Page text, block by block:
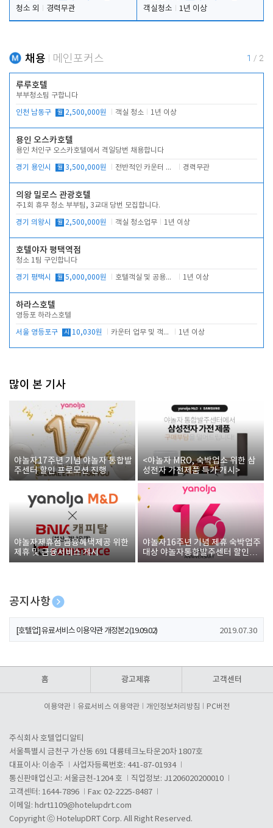
청소 외
경력무관
객실청소
1년 이상
채용 메인포커스 1 / 2
루루호텔
부부청소팀 구합니다
인천 남동구 월 2,500,000원 객실 청소 1년 이상
용인 오스카호텔
용인 처인구 오스카호텔에서 격일당번 채용합니다
경기 용인시 월 3,500,000원 전반적인 카운터 업무 경력무관
의왕 밀로스 관광호텔
주1회 휴무 청소 부부팀, 3교대 당번 모집합니다.
경기 의왕시 월 2,500,000원 객실 청소업무 1년 이상
호텔야자 평택역점
청소 1팀 구인합니다
경기 평택시 월 5,000,000원 호텔객실 및 공용시설 청소 관리 1년 이상
하라스호텔
영등포 하라스호텔
서울 영등포구 시 10,030원 카운터 업무 및 객실관리(청소상태 확인, 객실판매) 1년 이상
많이 본 기사
야놀자17주년 기념 야놀자 통합발
주센터 할인 프로모션 진행
<야놀자 MRO, 숙박업소 위한 삼
성전자 가전제품 특가 개시>
야놀자제휴점 금융혜택제공 위한
제휴 및 금융서비스 게시
야놀자16주년 기념 제휴 숙박업주
대상 야놀자통합발주센터 할인쿠
폰 증정
공지사항
[호텔업] 개인정보 처리방침 개정본1 (19.09.02)
[호텔업] 유료서비스 이용약관 개정본2 (19.09.02) 2019.07.30
홈 광고제휴 고객센터
이용약관 유료서비스 이용약관 개인정보처리방침 PC버전
주식회사 호텔업디알티
서울특별시 금천구 가산동 691 대륭테크노타운20차 1807호
대표이사: 이송주
사업자등록번호: 441-87-01934
통신판매업신고: 서울금천-1204 호
직업정보: J1206020200010
고객센터: 1644-7896
Fax: 02-2225-8487
이메일: hdrt1109@hotelupdrt.com
Copyright ⓒ HotelupDRT Corp. All Right Reserved.